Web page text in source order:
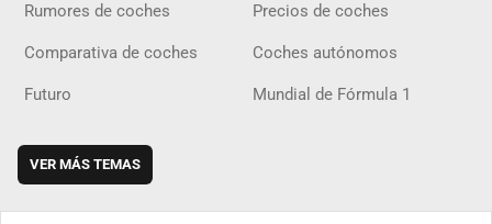
Rumores de coches Precios de coches
Comparativa de coches Coches autónomos
Futuro Mundial de Fórmula 1
VER MÁS TEMAS